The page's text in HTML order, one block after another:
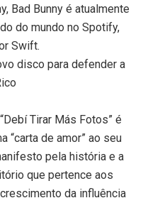
Bad Bunny é atualmente
do mundo no Spotify,
Swift.
disco para defender a
Tirar Más Fotos” é
“carta de amor” ao seu
pela história e a
que pertence aos
da influência